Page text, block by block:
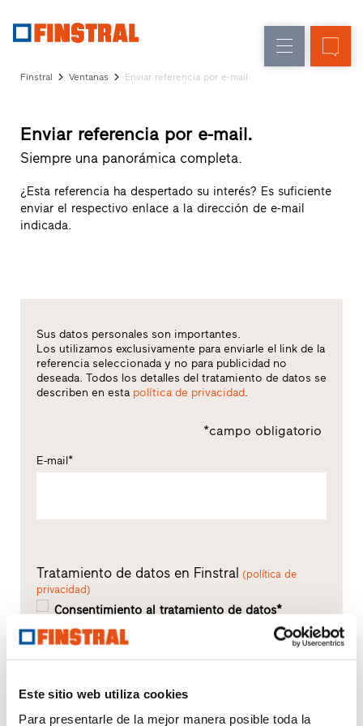
Este sitio web utiliza cookies
Para presentarle de la mejor manera posible toda la
entrada
Acristalamientos
Arquitectos
Programa
Partner
Búsqueda
de
Finstral Ventanas Enviar referencia por e-mail
Enviar referencia por e-mail.
Siempre una panorámica completa.
¿Esta referencia ha despertado su interés? Es suficiente
enviar el respectivo enlace a la dirección de e-mail
indicada.
Sus datos personales son importantes.
Los utilizamos exclusivamente para enviarle el link de la
referencia seleccionada y no para publicidad no
deseada. Todos los detalles del tratamiento de datos se
describen en esta política de privacidad.
*campo obligatorio
E-mail*
Tratamiento de datos en Finstral (política de
privacidad)
Consentimiento al tratamiento de datos*
Declara que ha leído la Política de Privacidad y que
es mayor de edad o mayor de 16 años y presta su
las finalidades relacionadas con la ejecución de los
servicios solicitados